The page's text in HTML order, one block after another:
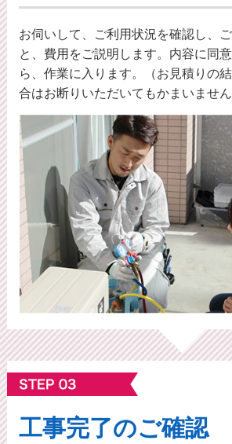
お伺いして、ご利用状況を確認し、
と、費用をご説明します。内容に同
ら、作業に入ります。（お見積りの
合はお断りいただいてもかまいません
工事完了のご確認